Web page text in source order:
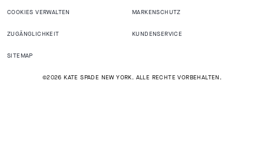
COOKIES VERWALTEN MARKENSCHUTZ
ZUGÄNGLICHKEIT KUNDENSERVICE
SITEMAP
©2026 KATE SPADE NEW YORK. ALLE RECHTE VORBEHALTEN.